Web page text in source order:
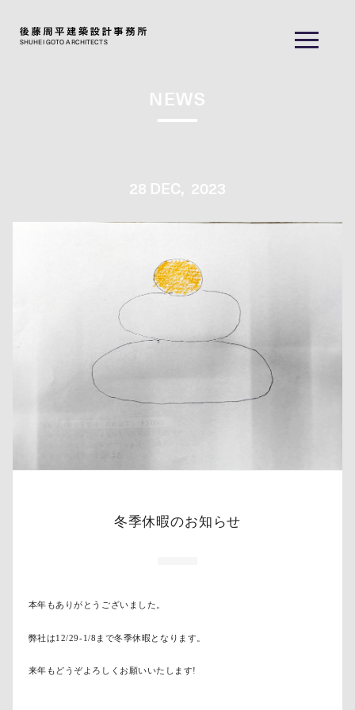
SHUHEI GOTO ARCHITECTS
NEWS
28 DEC, 2023
冬季休暇のお知らせ
本年もありがとうございました。
弊社は12/29-1/8まで冬季休暇となります。
来年もどうぞよろしくお願いいたします!